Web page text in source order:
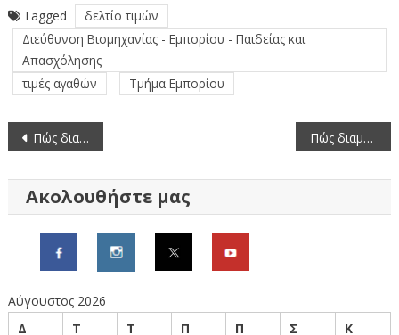
Tagged
δελτίο τιμών
Διεύθυνση Βιομηχανίας - Εμπορίου - Παιδείας και
Απασχόλησης
τιμές αγαθών
Τμήμα Εμπορίου
Πλοήγηση
Πώς διαμορφώνονται οι μέσες τιμές νωπών ψαριών (12/12/2025-18/12/2025) Πώς διαμορφώνονται οι μέσες τιμές νωπών ψαριών (19/12/2025-25/12/2025)
Ακολουθήστε μας
Αύγουστος 2026
Δ
Τ Τ Π Π Σ
Κ